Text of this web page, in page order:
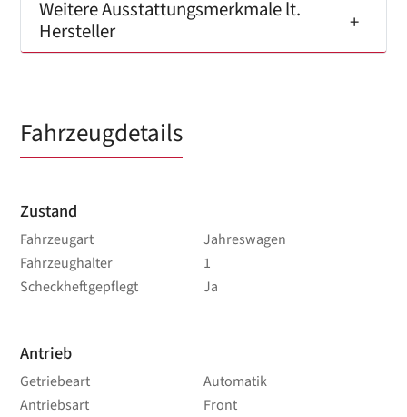
Weitere Ausstattungsmerkmale lt.
Hersteller
Fahrzeugdetails
Zustand
Fahrzeugart
Jahreswagen
Fahrzeughalter
1
Scheckheftgepflegt
Ja
Antrieb
Getriebeart
Automatik
Antriebsart
Front